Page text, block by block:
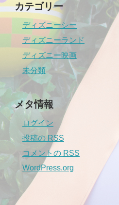
カテゴリー
ディズニーシー
ディズニーランド
ディズニー映画
未分類
メタ情報
ログイン
投稿の RSS
コメントの RSS
WordPress.org